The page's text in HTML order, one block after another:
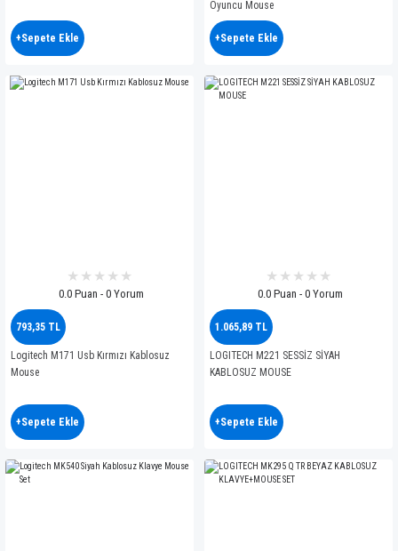
+Sepete Ekle
Oyuncu Mouse
+Sepete Ekle
0.0 Puan - 0 Yorum
793,35 TL
Logitech M171 Usb Kırmızı Kablosuz
Mouse
+Sepete Ekle
0.0 Puan - 0 Yorum
1.065,89 TL
LOGITECH M221 SESSİZ SİYAH
KABLOSUZ MOUSE
+Sepete Ekle